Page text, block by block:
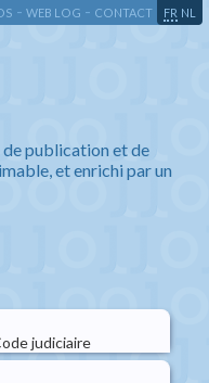
- WEB LOG - CONTACT FR NL
publication et de
et enrichi par un
judiciaire